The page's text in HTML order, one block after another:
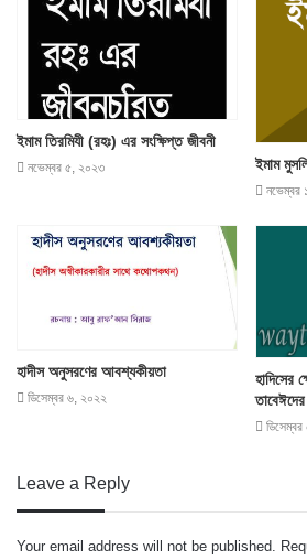
ইমাম তিরমিযী (রহঃ) এর সংক্ষিপ্ত জীবনী
নভেম্বর ৫, ২০২৩ ইমাম
নভেম্বর
হাদীস অনুসরণের আবশ্যকীয়তা
ডিসেম্বর ৬, ২০২২
হাদিসের
Leave a Reply
Your email address will not be published.